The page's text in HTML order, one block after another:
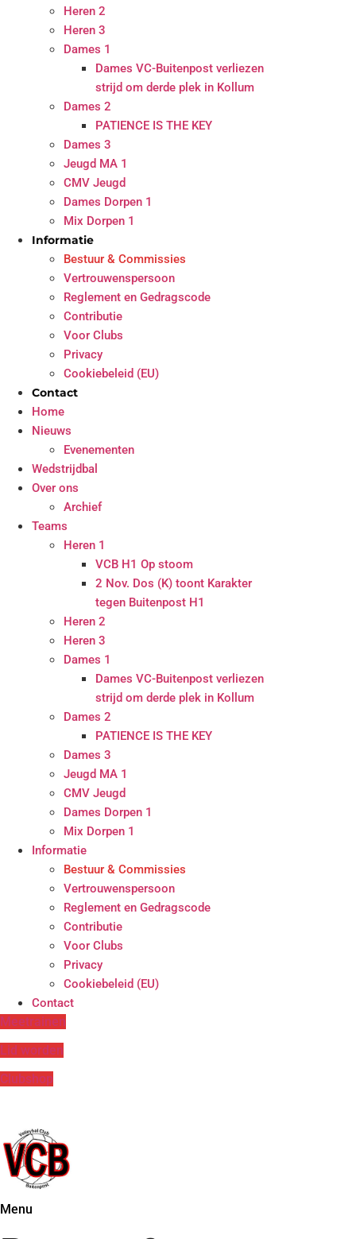
Heren 2
Heren 3
Dames 1
Dames VC-Buitenpost verliezen
strijd om derde plek in Kollum
Dames 2
PATIENCE IS THE KEY
Dames 3
Jeugd MA 1
CMV Jeugd
Dames Dorpen 1
Mix Dorpen 1
Informatie
Bestuur & Commissies
Vertrouwenspersoon
Reglement en Gedragscode
Contributie
Voor Clubs
Privacy
Cookiebeleid (EU)
Contact
Home
Nieuws
Evenementen
Wedstrijdbal
Over ons
Archief
Teams
Heren 1
VCB H1 Op stoom
2 Nov. Dos (K) toont Karakter
tegen Buitenpost H1
Heren 2
Heren 3
Dames 1
Dames VC-Buitenpost verliezen
strijd om derde plek in Kollum
Dames 2
PATIENCE IS THE KEY
Dames 3
Jeugd MA 1
CMV Jeugd
Dames Dorpen 1
Mix Dorpen 1
Informatie
Bestuur & Commissies
Vertrouwenspersoon
Reglement en Gedragscode
Contributie
Voor Clubs
Privacy
Cookiebeleid (EU)
Contact
Meetrainen
Lid worden
Clubshop
Menu